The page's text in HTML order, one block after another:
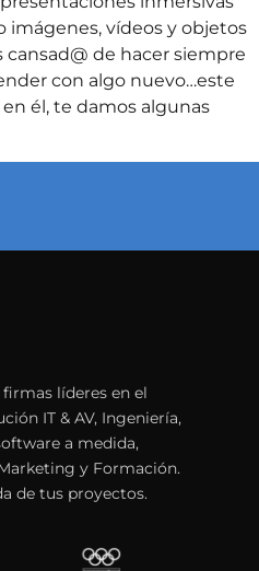
vídeos y objetos
cansad@ de hacer siempre
con algo nuevo…este
él, te damos algunas
líderes en el
IT & AV, Ingeniería,
a medida,
y Formación.
de tus proyectos.